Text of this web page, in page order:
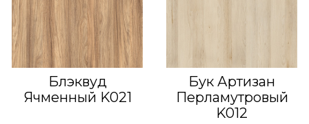
Блэквуд
Ячменный K021
Бук Артизан
Перламутровый
K012